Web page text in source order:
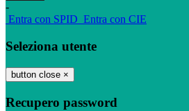
-
Entra con SPID Entra con CIE
Seleziona utente
button close ×
Recupero password